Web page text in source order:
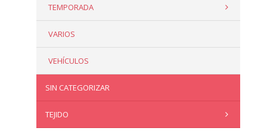
TEMPORADA
VARIOS
VEHÍCULOS
SIN CATEGORIZAR
TEJIDO